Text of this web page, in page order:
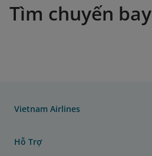
Tìm chuyến bay
Vietnam Airlines
Hỗ Trợ